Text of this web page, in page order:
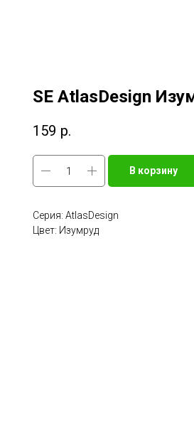
SE AtlasDesign
159 р.
В корзину
Серия: AtlasDesign
Цвет: Изумруд